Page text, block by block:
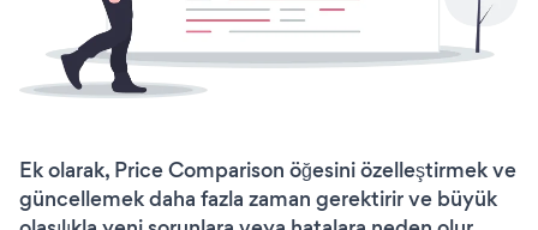
Ek olarak, Price Comparison öğesini özelleştirmek ve
güncellemek daha fazla zaman gerektirir ve büyük